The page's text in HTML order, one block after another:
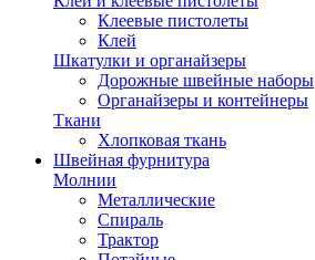
Клеевые пистолеты
Клей
Шкатулки и органайзеры
Дорожные швейные наборы
Органайзеры и контейнеры
Ткани
Хлопковая ткань
Швейная фурнитура
Молнии
Металлические
Спираль
Трактор